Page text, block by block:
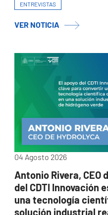
ENTREVISTAS
VER NOTICIA
04 Agosto 2026
Antonio Rivera, CEO
del CDTI Innovación
una tecnología
solución industrial